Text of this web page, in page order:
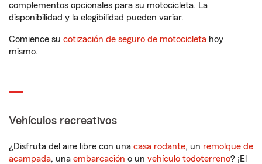
complementos opcionales para su motocicleta. La
disponibilidad y la elegibilidad pueden variar.
Comience su cotización de seguro de motocicleta hoy
mismo.
Vehículos recreativos
¿Disfruta del aire libre con una casa rodante, un remolque de
acampada, una embarcación o un vehículo todoterreno? ¡El